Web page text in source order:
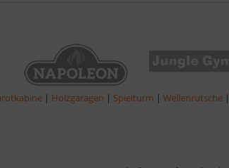
| Holzgaragen | Spielturm | Wellenrutsche |